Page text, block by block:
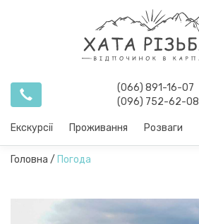
(066) 891-16-07
(096) 752-62-08
Екскурсії Проживання Розваги
Головна / Погода